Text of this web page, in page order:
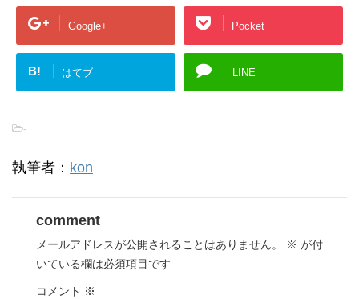
Google+ Pocket
B! はてブ LINE
-
執筆者： kon
comment
メールアドレスが公開されることはありません。 ※ が付
いている欄は必須項目です
コメント ※